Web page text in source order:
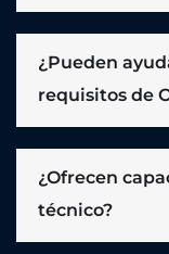
¿Pueden
requisitos de
¿Ofrecen
técnico?